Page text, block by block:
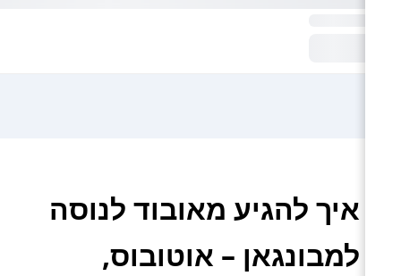
איך להגיע מאובוד לנוסה
למבונגאן – אוטובוס,